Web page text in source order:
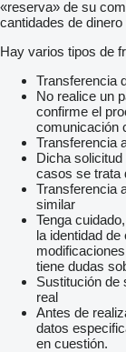
«reserva» de su
cantidades de
Hay varios tipos de
Transferencia
No realice un
confirme el
comunicación
Transferencia
Dicha
casos se trata
Transferencia
similar
Tenga
la identidad
tiene dudas
Sustitución de
real
Antes de
datos
en cuestión.